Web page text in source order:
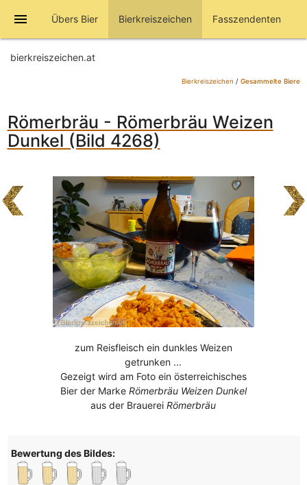
menu Übers Bier Bierkreiszeichen Fasszendenten
bierkreiszeichen.at
Bierkreiszeichen / Gesammelte Biere
Römerbräu - Römerbräu Weizen
Dunkel (Bild 4268)
zum Reisfleisch ein dunkles Weizen
getrunken ...
Gezeigt wird am Foto ein österreichisches
Bier der Marke Römerbräu Weizen Dunkel
aus der BrauereiRömerbräu
Bewertung des Bildes: